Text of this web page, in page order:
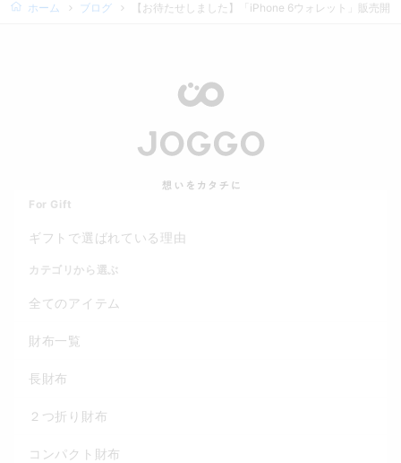
ホーム ブログ 【お待たせしました】「iPhone 6ウォレット」販売開
For Gift
ギフトで選ばれている理由
カテゴリから選ぶ
全てのアイテム
財布一覧
長財布
２つ折り財布
コンパクト財布